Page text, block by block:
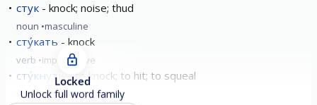
стук knock; noise; thud
noun masculine
сту́кать knock
verb imperfective
сту́кнуть to knock; to hit; to squeal
verb perfective
Locked
Unlock full word family